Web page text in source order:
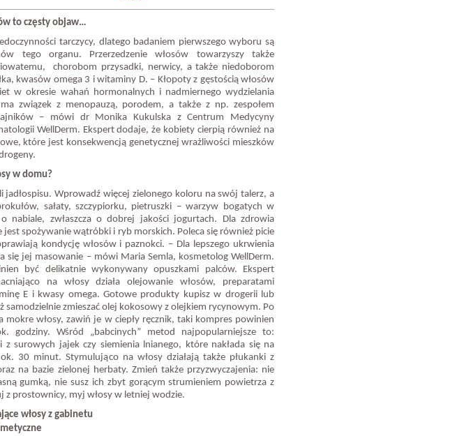
to częsty objaw…
tarczycy, dlatego badaniem pierwszego wyboru są
tego organu. Przerzedzenie włosów towarzyszy także
chorobom przysadki, nerwicy, a także niedoborom
kwasów omega 3 i witaminy D. – Kłopoty z gęstością włosów
w okresie wahań hormonalnych i nadmiernego wydzielania
związek z menopauzą, porodem, a także z np. zespołem
– mówi dr Monika Kukulska z Centrum Medycyny
WellDerm. Ekspert dodaje, że kobiety cierpią również na
które jest konsekwencją genetycznej wrażliwości mieszków
w domu?
jadłospisu. Wprowadź więcej zielonego koloru na swój talerz, a
sałaty, szczypiorku, pietruszki – warzyw bogatych w
nabiale, zwłaszcza o dobrej jakości jogurtach. Dla zdrowia
jest spożywanie wątróbki i ryb morskich. Poleca się również picie
kondycję włosów i paznokci. – Dla lepszego ukrwienia
się jej masowanie – mówi Maria Semla, kosmetolog WellDerm.
być delikatnie wykonywany opuszkami palców. Ekspert
na włosy działa olejowanie włosów, preparatami
E i kwasy omega. Gotowe produkty kupisz w drogerii lub
samodzielnie zmieszać olej kokosowy z olejkiem rycynowym. Po
mokre włosy, zawiń je w ciepły ręcznik, taki kompres powinien
godziny. Wśród „babcinych” metod najpopularniejsze to:
z surowych jajek czy siemienia lnianego, które nakłada się na
30 minut. Stymulująco na włosy działają także płukanki z
na bazie zielonej herbaty. Zmień także przyzwyczajenia: nie
gumką, nie susz ich zbyt gorącym strumieniem powietrza z
z prostownicy, myj włosy w letniej wodzie.
włosy z gabinetu